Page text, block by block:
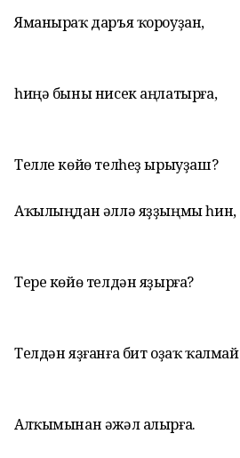
Яманыраҡ даръя ҡороуҙан,
һиңә быны нисек аңлатырға,
Телле көйө телһеҙ ырыуҙаш?
Аҡылыңдан әллә яҙҙыңмы һин,
Тере көйө телдән яҙырға?
Телдән яҙғанға бит оҙаҡ ҡалмай
Алҡымынан әжәл алырға.